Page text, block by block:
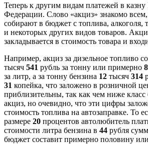
Теперь к другим видам платежей в казну
Федерации. Слово «акциз» знакомо всем,
собирают в бюджет с топлива, алкоголя,
и некоторых других видов товаров.
закладывается в стоимость товара и
Например, акциз за дизельное топливо
тысяч 541 рубль за тонну или примерно 8
за литр, а за тонну бензина 12 тысяч 314
31 копейка, что заложено в розничной
приблизительны, так как чем ниже
акциз, но очевидно, что эти цифры
стоимость топлива на автозаправке. То
размере 20 процентов автолюбитель
стоимости литра бензина в 44 рубля
бюджет составит примерно половину